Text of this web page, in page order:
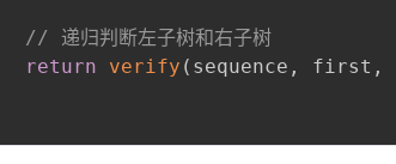
// 递归判断左子树和右子树
return
verify ( sequence , first ,